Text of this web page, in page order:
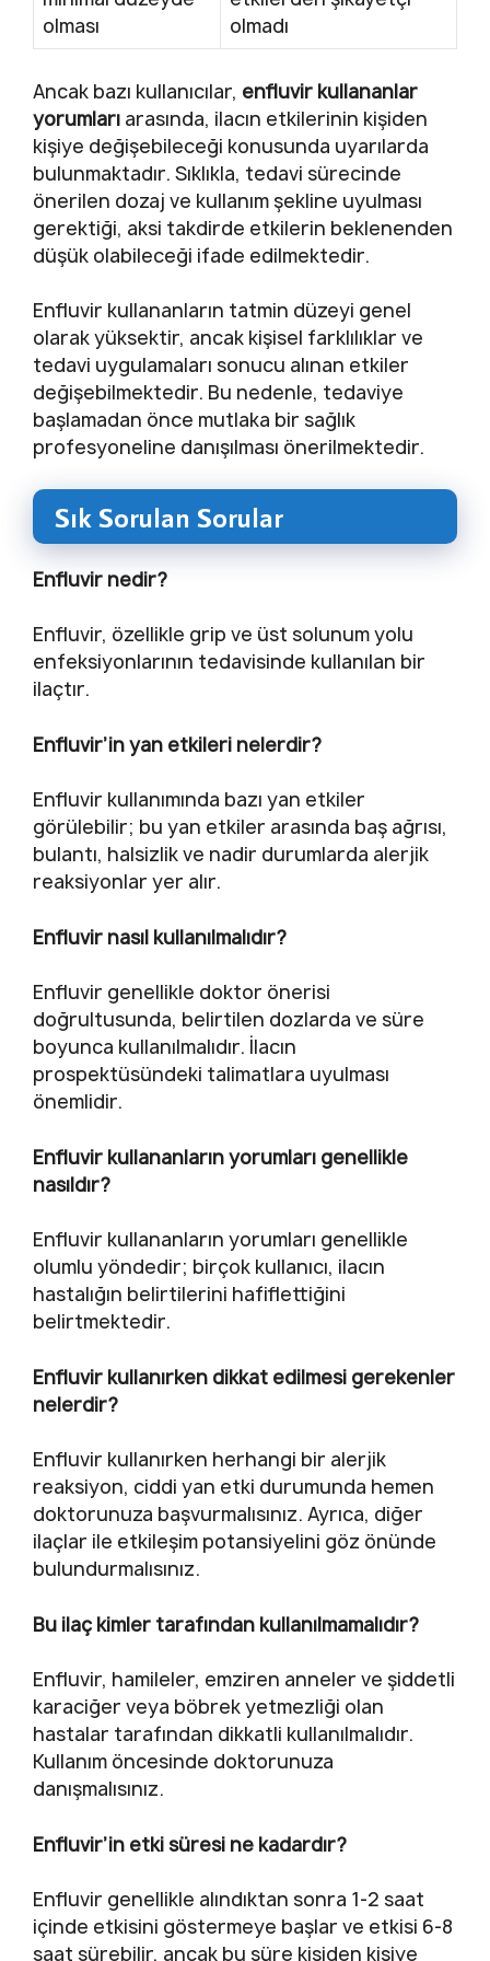
olması
olmadı
Ancak bazı kullanıcılar, enfluvir kullananlar
yorumları arasında, ilacın etkilerinin kişiden
kişiye değişebileceği konusunda uyarılarda
bulunmaktadır. Sıklıkla, tedavi sürecinde
önerilen dozaj ve kullanım şekline uyulması
gerektiği, aksi takdirde etkilerin beklenenden
düşük olabileceği ifade edilmektedir.
Enfluvir kullananların tatmin düzeyi genel
olarak yüksektir, ancak kişisel farklılıklar ve
tedavi uygulamaları sonucu alınan etkiler
değişebilmektedir. Bu nedenle, tedaviye
başlamadan önce mutlaka bir sağlık
profesyoneline danışılması önerilmektedir.
Sık Sorulan Sorular
Enfluvir nedir?
Enfluvir, özellikle grip ve üst solunum yolu
enfeksiyonlarının tedavisinde kullanılan bir
ilaçtır.
Enfluvir’in yan etkileri nelerdir?
Enfluvir kullanımında bazı yan etkiler
görülebilir; bu yan etkiler arasında baş ağrısı,
bulantı, halsizlik ve nadir durumlarda alerjik
reaksiyonlar yer alır.
Enfluvir nasıl kullanılmalıdır?
Enfluvir genellikle doktor önerisi
doğrultusunda, belirtilen dozlarda ve süre
boyunca kullanılmalıdır. İlacın
prospektüsündeki talimatlara uyulması
önemlidir.
Enfluvir kullananların yorumları genellikle
nasıldır?
Enfluvir kullananların yorumları genellikle
olumlu yöndedir; birçok kullanıcı, ilacın
hastalığın belirtilerini hafiflettiğini
belirtmektedir.
Enfluvir kullanırken dikkat edilmesi gerekenler
nelerdir?
Enfluvir kullanırken herhangi bir alerjik
reaksiyon, ciddi yan etki durumunda hemen
doktorunuza başvurmalısınız. Ayrıca, diğer
ilaçlar ile etkileşim potansiyelini göz önünde
bulundurmalısınız.
Bu ilaç kimler tarafından kullanılmamalıdır?
Enfluvir, hamileler, emziren anneler ve şiddetli
karaciğer veya böbrek yetmezliği olan
hastalar tarafından dikkatli kullanılmalıdır.
Kullanım öncesinde doktorunuza
danışmalısınız.
Enfluvir’in etki süresi ne kadardır?
Enfluvir genellikle alındıktan sonra 1-2 saat
içinde etkisini göstermeye başlar ve etkisi 6-8
saat sürebilir, ancak bu süre kişiden kişiye